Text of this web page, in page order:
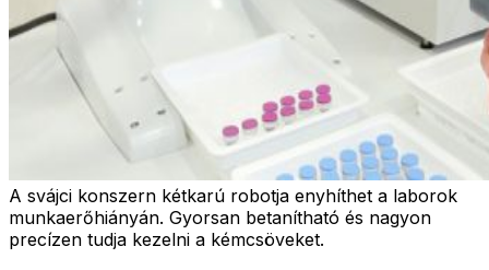
A svájci konszern kétkarú robotja enyhíthet a laborok
munkaerőhiányán. Gyorsan betanítható és nagyon
precízen tudja kezelni a kémcsöveket.